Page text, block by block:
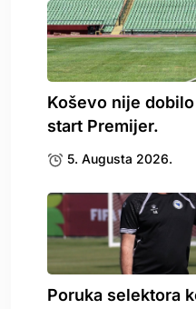
Koševo nije
start Premijer.
5. Augusta 2026.
Poruka selektora